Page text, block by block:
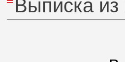
Выписка из